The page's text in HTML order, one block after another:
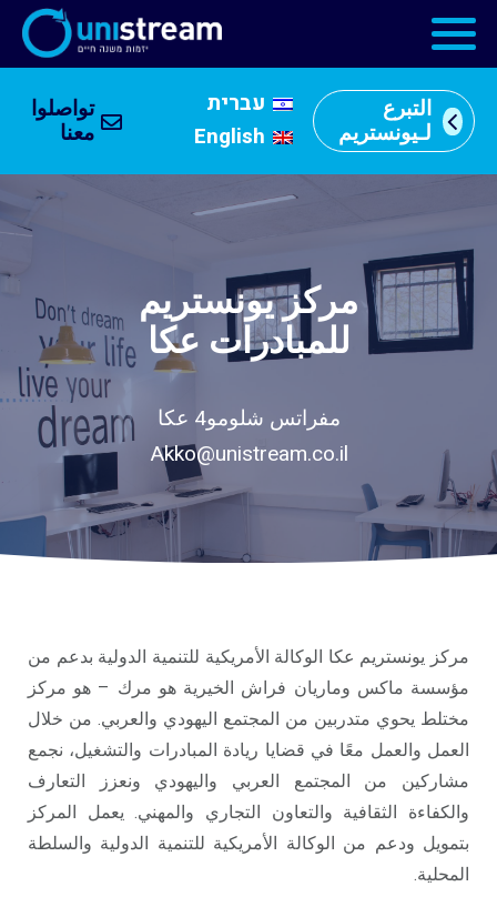
من
نحن
كُتب
عنا
جُمهور
رجال
الأعمال
برنامج
الخريجين
مبادرات
مختارة
التبرع
لـيونستريم
עברית
English
تواصلوا
معنا
תוכן
مركز يونستريم
للمبادرات عكا
مفراتس شلومو4 عكا
Akko@unistream.co.il
مركز يونستريم عكا الوكالة الأمريكية للتنمية الدولية بدعم من
مؤسسة ماكس وماريان فراش الخيرية هو مرك – هو مركز
مختلط يحوي متدربين من المجتمع اليهودي والعربي. من خلال
العمل والعمل معًا في قضايا ريادة المبادرات والتشغيل، نجمع
مشاركين من المجتمع العربي واليهودي ونعزز التعارف
والكفاءة الثقافية والتعاون التجاري والمهني. يعمل المركز
بتمويل ودعم من الوكالة الأمريكية للتنمية الدولية والسلطة
المحلية.